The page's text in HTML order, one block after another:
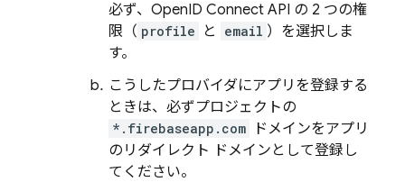
必ず、OpenID Connect API の 2 つの権
限（ profile と email ）を選択しま
す。
こうしたプロバイダにアプリを登録する
ときは、必ずプロジェクトの
*.firebaseapp.com
ドメインをアプリ
のリダイレクト ドメインとして登録し
てください。